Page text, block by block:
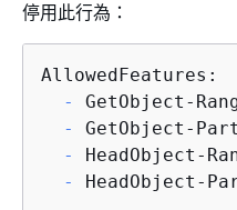
停用此行為：
  -
  -
  -
  -
HeadObject-